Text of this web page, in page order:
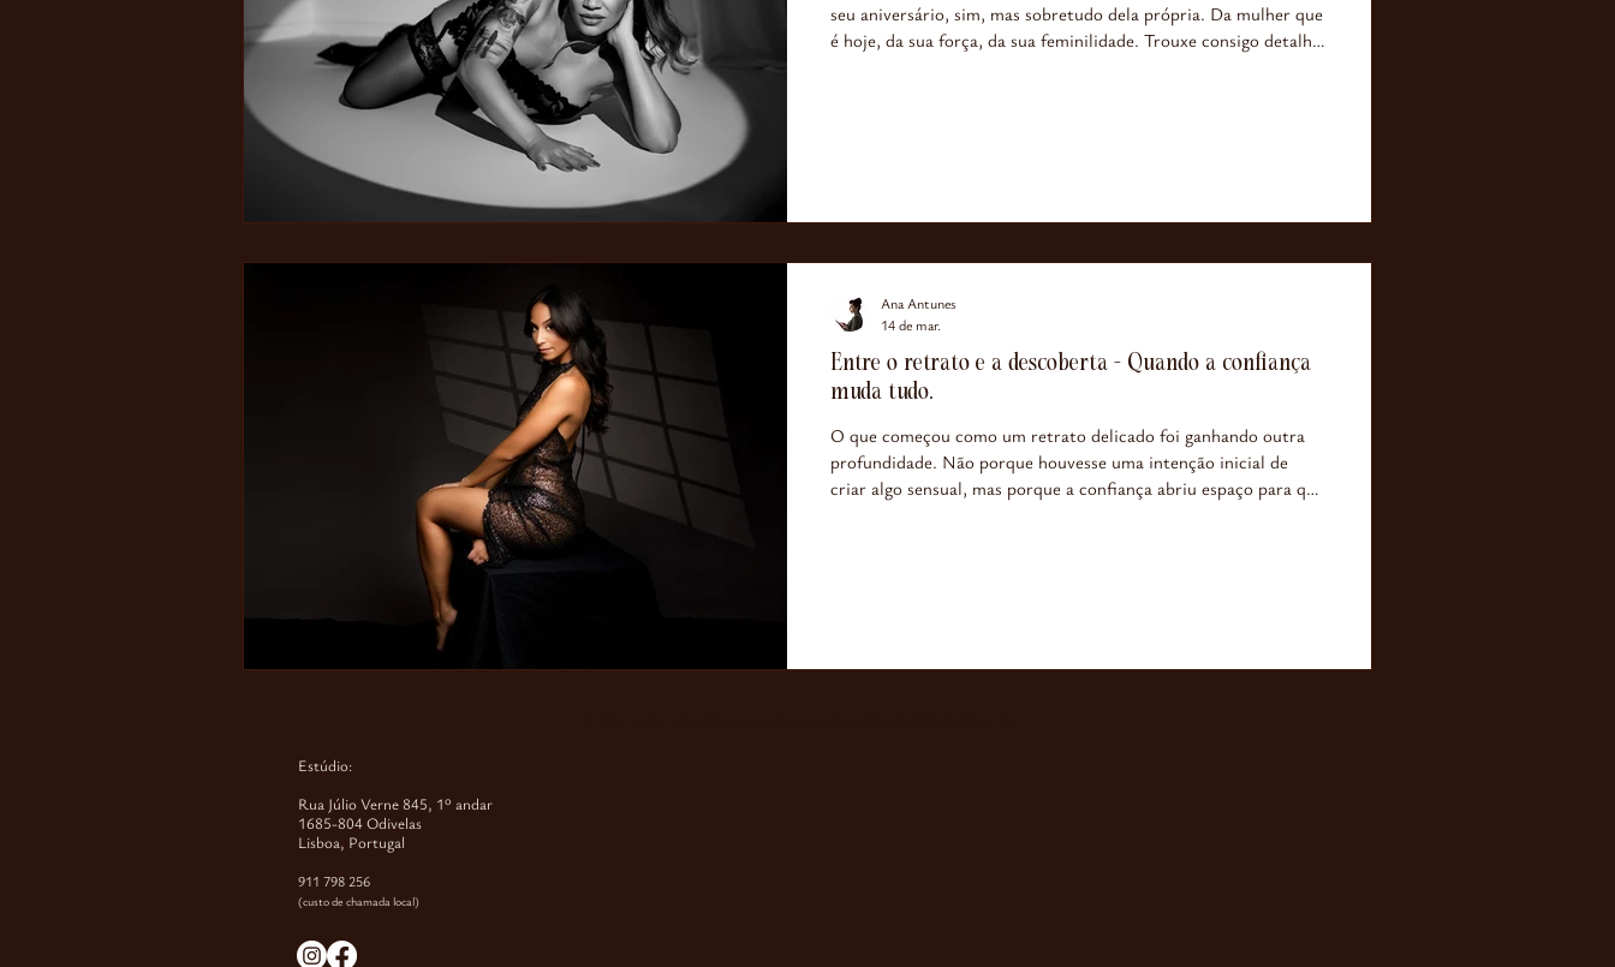
seu aniversário, sim, mas sobretudo dela própria. Da mulher que
é hoje, da sua força, da sua feminilidade. Trouxe consigo detalhes
Entre o retrato e a descoberta - Quando a confiança
muda tudo.
O que começou como um retrato delicado foi ganhando outra
profundidade. Não porque houvesse uma intenção inicial de
criar algo sensual, mas porque a confiança abriu espaço para que
Ana Antunes
14 de mar.
Estúdio:
Rua Júlio Verne 845, 1º andar
1685-804 Odivelas
Lisboa, Portugal
911 798 256
(custo de chamada local)